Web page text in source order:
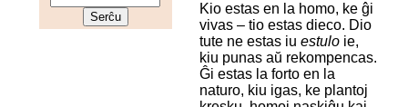
Kio estas en la homo, ke ĝi
vivas – tio estas dieco. Dio
tute ne estas iu estuloie,
kiu punas aŭ rekompencas.
Ĝi estas la forto en la
naturo, kiu igas, ke plantoj